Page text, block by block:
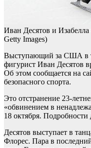
Иван Десятов и
Getty Images)
Выступающий за США в
фигурист Иван Десятов
Об этом сообщается на
безопасного спорта.
Это отстранение 23-
«обвинением в
18 октября. Подробности
Десятов выступает в
Флорес. Пара в